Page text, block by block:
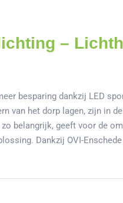
–
besparing dankzij LED
van het dorp lagen, zijn in
belangrijk, geeft voor de
Dankzij OVI-Enschede